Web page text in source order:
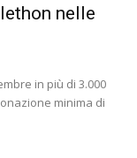
nelle
in più di 3.000
minima di